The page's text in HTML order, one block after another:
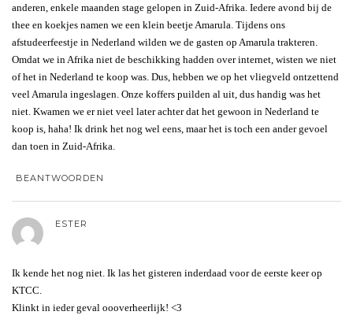
anderen, enkele maanden stage gelopen in Zuid-Afrika. Iedere avond bij de
thee en koekjes namen we een klein beetje Amarula. Tijdens ons
afstudeerfeestje in Nederland wilden we de gasten op Amarula trakteren.
Omdat we in Afrika niet de beschikking hadden over internet, wisten we niet
of het in Nederland te koop was. Dus, hebben we op het vliegveld ontzettend
veel Amarula ingeslagen. Onze koffers puilden al uit, dus handig was het
niet. Kwamen we er niet veel later achter dat het gewoon in Nederland te
koop is, haha! Ik drink het nog wel eens, maar het is toch een ander gevoel
dan toen in Zuid-Afrika.
BEANTWOORDEN
ESTER
Ik kende het nog niet. Ik las het gisteren inderdaad voor de eerste keer op
KTCC.
Klinkt in ieder geval oooverheerlijk! <3